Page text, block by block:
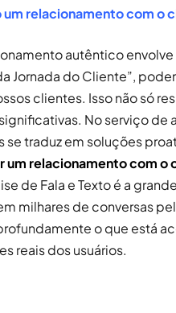
relacionamento com o
autêntico
Jornada do Cliente”,
clientes. Isso não só
No serviço de
se traduz em soluções
um relacionamento com o
de Fala e Texto é a
milhares de conversas
o que está
reais dos usuários.